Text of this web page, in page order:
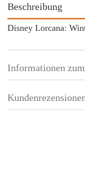
Beschreibung
Disney Lorcana:
Informationen